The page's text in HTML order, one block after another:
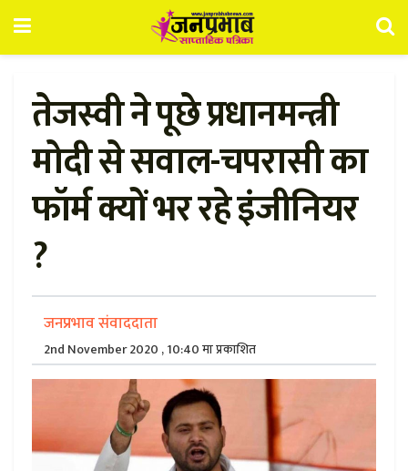
तेजस्वी ने पूछे प्रधानमन्त्री
मोदी से सवाल-चपरासी का
फॉर्म क्यों भर रहे इंजीनियर
?
जनप्रभाव संवाददाता
2nd November 2020 , 10:40 मा प्रकाशित